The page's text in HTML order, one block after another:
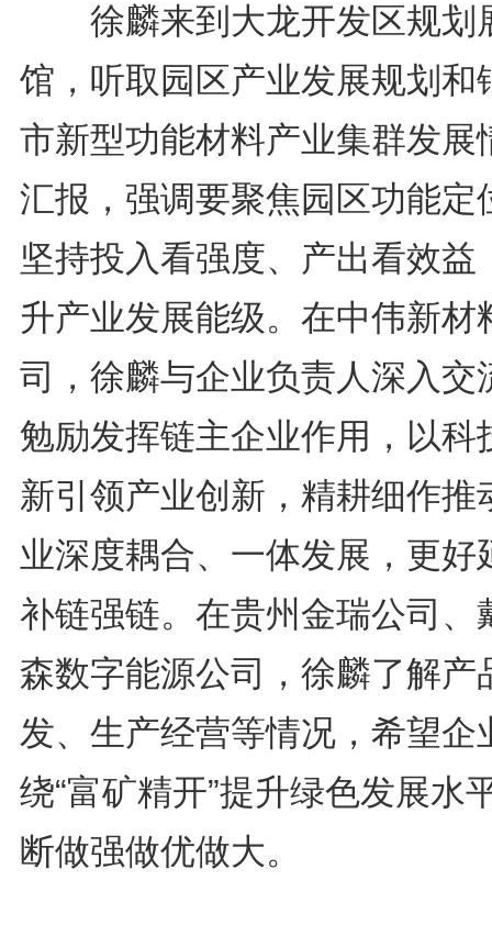
徐麟来到大龙开发区规划
馆，听取园区产业发展规划和
市新型功能材料产业集群发展
汇报，强调要聚焦园区功能定
坚持投入看强度、产出看效益
升产业发展能级。在中伟新材
司，徐麟与企业负责人深入交
勉励发挥链主企业作用，以科
新引领产业创新，精耕细作推
业深度耦合、一体发展，更好
补链强链。在贵州金瑞公司、
森数字能源公司，徐麟了解产
发、生产经营等情况，希望企
绕“富矿精开”提升绿色发展水
断做强做优做大。